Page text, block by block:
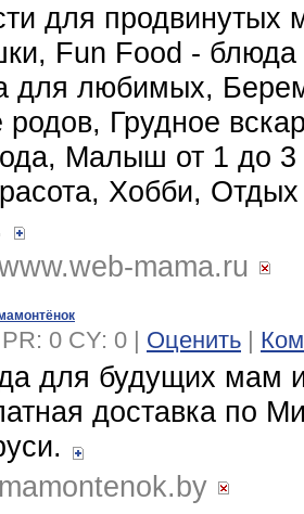
для продвинутых
Fun Food -
для любимых,
родов, Грудное
Малыш от 1 до
Хобби,
mama.ru
0 CY: 0 | Оценить |
для будущих мам
доставка по